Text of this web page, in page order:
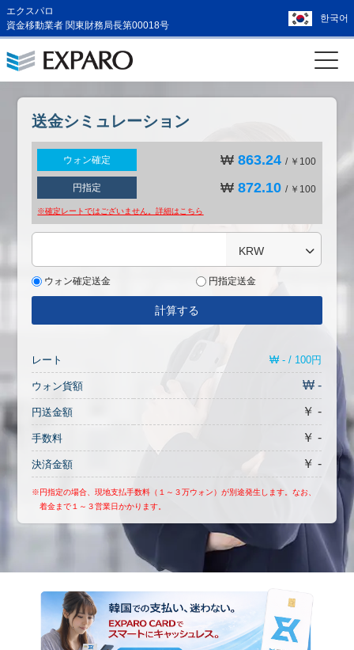
エクスパロ
資金移動業者 関東財務局長第00018号
한국어
送金シミュレーション
ウォン確定 ₩863.24 / ￥100
円指定 ₩872.10 / ￥100
※確定レートではございません。詳細は こちら
KRW
ウォン確定送金 円指定送金
計算する
レート ₩ - / 100円
ウォン貨額 ₩ -
円送金額 ￥ -
手数料 ￥ -
決済金額 ￥ -
※円指定の場合、現地支払手数料（１～３万ウォン）が別途発生します。なお、
着金まで１～３営業日かかります。